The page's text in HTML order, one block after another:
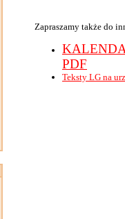
Zapraszamy także do
PDF
Teksty LG na